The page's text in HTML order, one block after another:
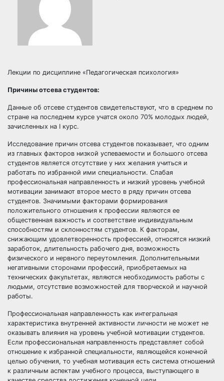
Лекции по дисциплине «Педагогическая психология»
Причины отсева студентов:
Данные об отсеве студентов свидетельствуют, что в среднем по
стране на последнем курсе учатся около 70% молодых людей,
зачисленных на I курс.
Исследование причин отсева студентов показывает, что одним
из главных факторов низкой успеваемости и большого отсева
студентов является отсутствие у них желания учиться и
работать по избранной ими специальности. Слабая
профессиональная направленность и низкий уровень учебной
мотивации занимают второе место в ряду причин отсева
студентов. Значимыми факторами формирования
положительного отношения к профессии являются ее
общественная важность и соответствие индивидуальным
способностям и склонностям студентов. К факторам,
снижающим удовлетворенность профессией, относятся низкий
заработок, длительность рабочего дня, возможность
физического и нервного переутомления. Дополнительными
негативными сторонами профессий, приобретаемых на
технических факультетах, являются необходимость работы с
людьми, отсутствие возможностей для творческой и научной
работы.
Профессиональная направленность как интегральная
характеристика внутренней активности личности не может не
оказывать влияния на уровень учебной мотивации студентов.
Если профессиональная направленность представляет собой
отношение к избранной специальности, являющейся конечной
целью обучения, то учебная мотивация есть система отношений
к различным аспектам учебного процесса, выступающего в